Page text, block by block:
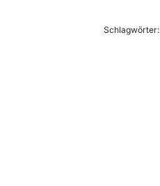
Schlagwörter: